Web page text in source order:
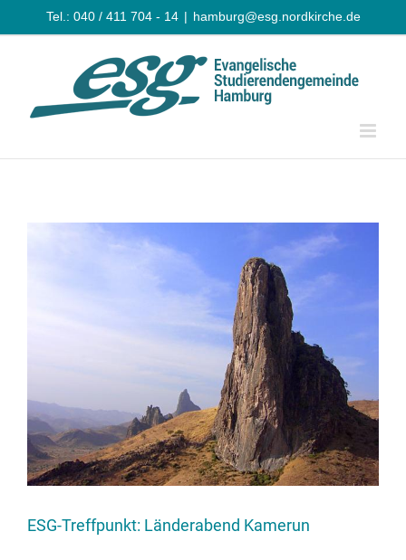
Inhalt
Tel.: 040 / 411 704 - 14 | hamburg@esg.nordkirche.de
ESG-Treffpunkt: Länderabend Kamerun